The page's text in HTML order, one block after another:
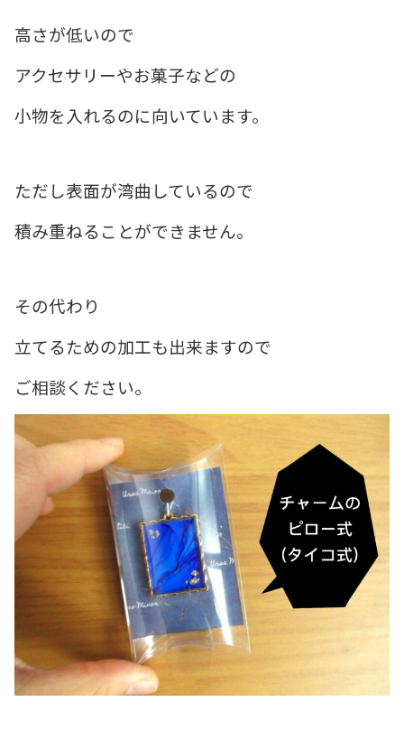
高さが低いので
アクセサリーやお菓子などの
小物を入れるのに向いています。
ただし表面が湾曲しているので
積み重ねることができません。
その代わり
立てるための加工も出来ますので
ご相談ください。